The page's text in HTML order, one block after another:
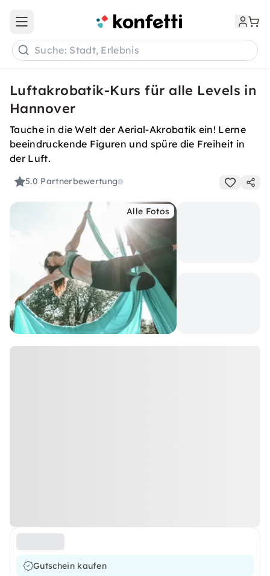
Open main menu
Suche: Stadt, Erlebnis
Luftakrobatik-Kurs für alle Levels in
Hannover
Tauche in die Welt der Aerial-Akrobatik ein! Lerne
beeindruckende Figuren und spüre die Freiheit in
der Luft.
5.0 Partnerbewertung
Alle Fotos
Gutschein kaufen